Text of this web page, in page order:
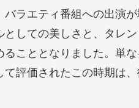
ラエティ番組への出演
しての美しさと、タレ
こととなりました。単
評価されたこの時期は